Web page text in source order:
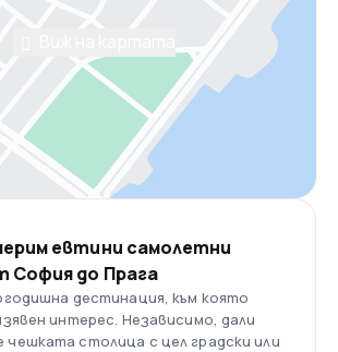
евтини самолетни
София до Прага
дестинация, към която
интерес. Независимо, дали
столица с цел градски или